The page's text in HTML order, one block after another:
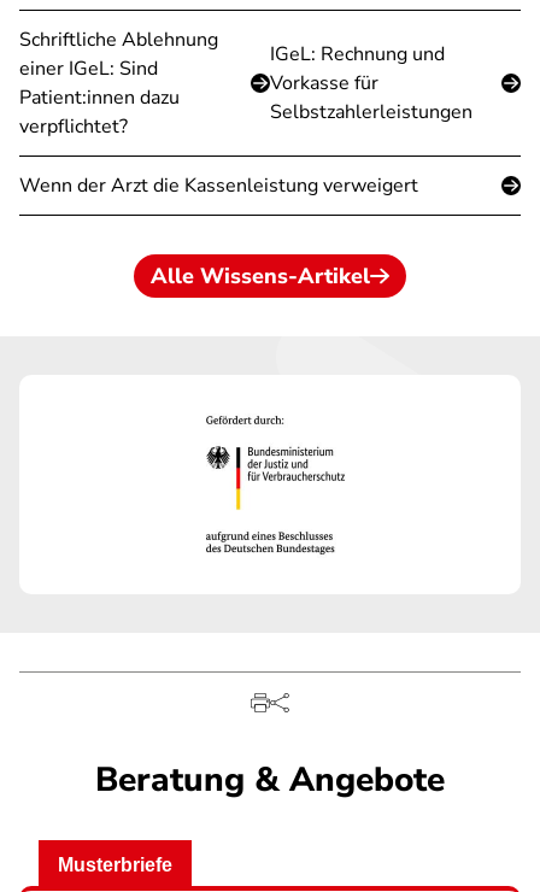
Schriftliche Ablehnung
einer IGeL: Sind
Patient:innen dazu
verpflichtet?
IGeL: Rechnung und
Vorkasse für
Selbstzahlerleistungen
Wenn der Arzt die Kassenleistung verweigert
Alle Wissens-Artikel
Beratung & Angebote
Musterbriefe